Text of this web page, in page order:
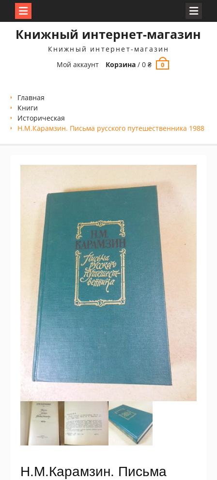
Книжный интернет-магазин
Книжный интернет-магазин
Мой аккаунт
Корзина /0₴ 0
Главная
Книги
Историческая
Н.М.Карамзин. Письма русского путешественника 1988
Н.М.Карамзин. Письма